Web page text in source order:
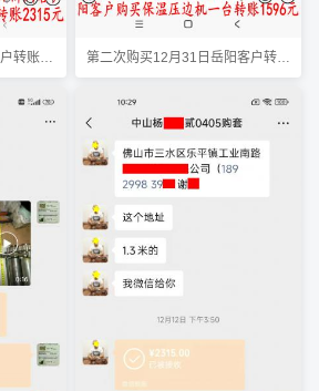
第二次购买1月2日柳州客户转账2315元 第二次购买12月31日岳阳客户转账1596元